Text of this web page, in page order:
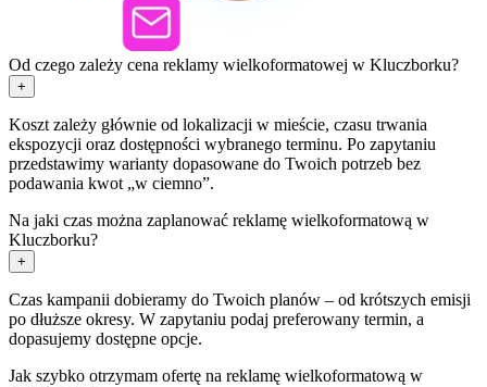
Od czego zależy cena reklamy wielkoformatowej w Kluczborku?
+
Koszt zależy głównie od lokalizacji w mieście, czasu trwania
ekspozycji oraz dostępności wybranego terminu. Po zapytaniu
przedstawimy warianty dopasowane do Twoich potrzeb bez
podawania kwot „w ciemno”.
Na jaki czas można zaplanować reklamę wielkoformatową w
Kluczborku?
+
Czas kampanii dobieramy do Twoich planów – od krótszych emisji
po dłuższe okresy. W zapytaniu podaj preferowany termin, a
dopasujemy dostępne opcje.
Jak szybko otrzymam ofertę na reklamę wielkoformatową w